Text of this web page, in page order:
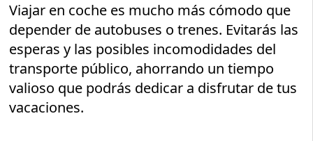
Viajar en coche es mucho más cómodo que
depender de autobuses o trenes. Evitarás las
esperas y las posibles incomodidades del
transporte público, ahorrando un tiempo
valioso que podrás dedicar a disfrutar de tus
vacaciones.